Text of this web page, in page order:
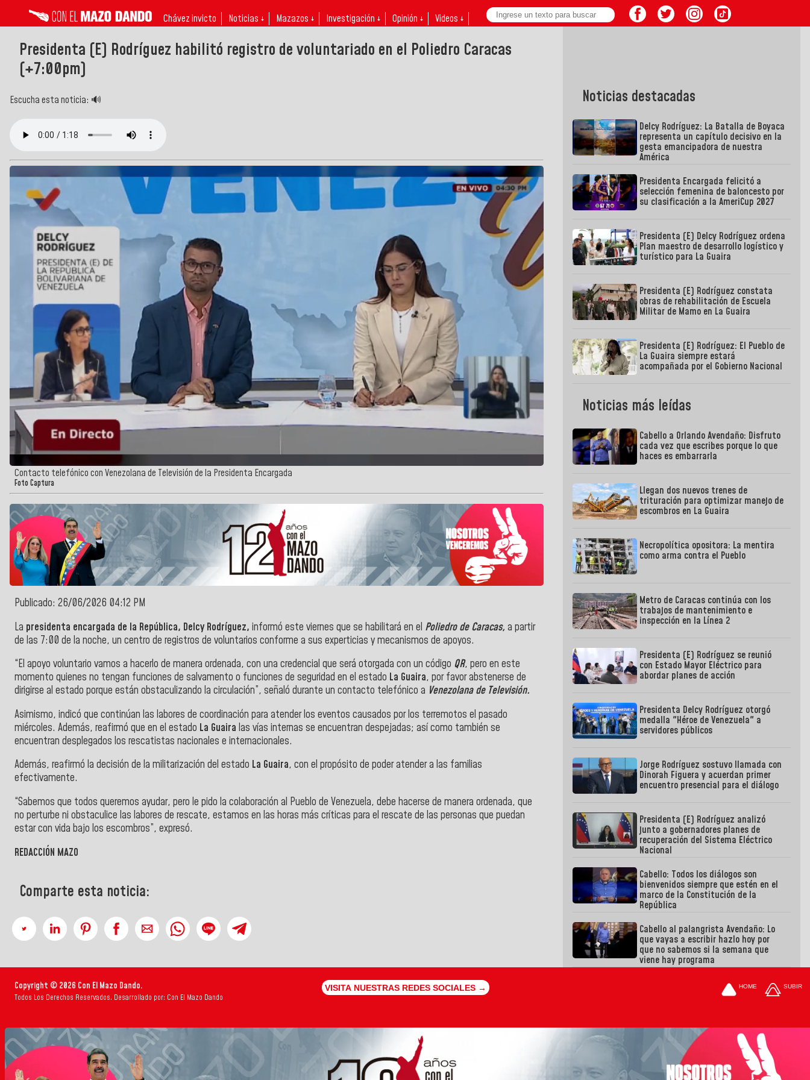
Chávez invicto Noticias ↓ Mazazos ↓ Investigación ↓ Opinión ↓ Videos ↓
Presidenta (E) Rodríguez habilitó registro de voluntariado en el Poliedro Caracas
(+7:00pm)
Escucha esta noticia: 🔊
Contacto telefónico con Venezolana de Televisión de la Presidenta Encargada
Foto Captura
Publicado: 26/06/2026 04:12 PM
La presidenta encargada de la República, Delcy Rodríguez, informó este viernes que se habilitará en el Poliedro de Caracas, a partir
de las 7:00 de la noche, un centro de registros de voluntarios conforme a sus experticias y mecanismos de apoyos.
“El apoyo voluntario vamos a hacerlo de manera ordenada, con una credencial que será otorgada con un código QR, pero en este
momento quienes no tengan funciones de salvamento o funciones de seguridad en el estado La Guaira, por favor abstenerse de
dirigirse al estado porque están obstaculizando la circulación”, señaló durante un contacto telefónico a Venezolana de Televisión.
Asimismo, indicó que continúan las labores de coordinación para atender los eventos causados por los terremotos el pasado
miércoles. Además, reafirmó que en el estado La Guaira las vías internas se encuentran despejadas; así como también se
encuentran desplegados los rescatistas nacionales e internacionales.
Además, reafirmó la decisión de la militarización del estado La Guaira, con el propósito de poder atender a las familias
efectivamente.
“Sabemos que todos queremos ayudar, pero le pido la colaboración al Pueblo de Venezuela, debe hacerse de manera ordenada, que
no perturbe ni obstaculice las labores de rescate, estamos en las horas más críticas para el rescate de las personas que puedan
estar con vida bajo los escombros”, expresó.
REDACCIÓN MAZO
Comparte esta noticia:
Noticias destacadas
Delcy Rodríguez: La Batalla de Boyaca
representa un capítulo decisivo en la
gesta emancipadora de nuestra
América
Presidenta Encargada felicitó a
selección femenina de baloncesto por
su clasificación a la AmeriCup 2027
Presidenta (E) Delcy Rodríguez ordena
Plan maestro de desarrollo logístico y
turístico para La Guaira
Presidenta (E) Rodríguez constata
obras de rehabilitación de Escuela
Militar de Mamo en La Guaira
Presidenta (E) Rodríguez: El Pueblo de
La Guaira siempre estará
acompañada por el Gobierno Nacional
Noticias más leídas
Cabello a Orlando Avendaño: Disfruto
cada vez que escribes porque lo que
haces es embarrarla
Llegan dos nuevos trenes de
trituración para optimizar manejo de
escombros en La Guaira
Necropolítica opositora: La mentira
como arma contra el Pueblo
Metro de Caracas continúa con los
trabajos de mantenimiento e
inspección en la Línea 2
Presidenta (E) Rodríguez se reunió
con Estado Mayor Eléctrico para
abordar planes de acción
Presidenta Delcy Rodríguez otorgó
medalla "Héroe de Venezuela" a
servidores públicos
Jorge Rodríguez sostuvo llamada con
Dinorah Figuera y acuerdan primer
encuentro presencial para el diálogo
Presidenta (E) Rodríguez analizó
junto a gobernadores planes de
recuperación del Sistema Eléctrico
Nacional
Cabello: Todos los diálogos son
bienvenidos siempre que estén en el
marco de la Constitución de la
República
Cabello al palangrista Avendaño: Lo
que vayas a escribir hazlo hoy por
que no sabemos si la semana que
viene hay programa
Copyright © 2026 Con El Mazo Dando.
Todos Los Derechos Reservados. Desarrollado por: Con El Mazo Dando
VISITA NUESTRAS REDES SOCIALES → HOME SUBIR